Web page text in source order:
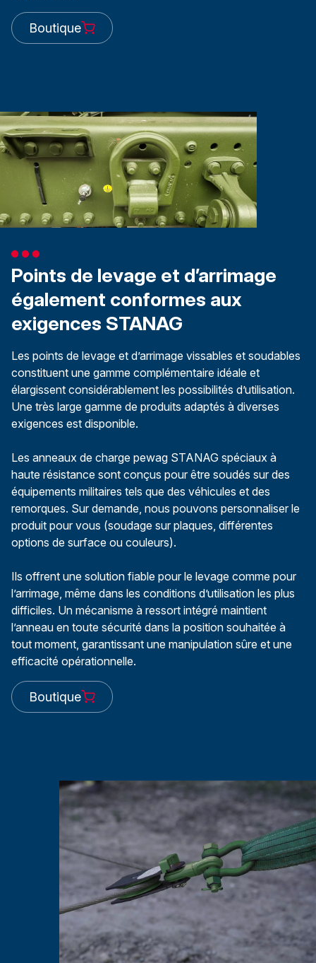
Boutique
Points de levage et d’arrimage
également conformes aux
exigences STANAG
Les points de levage et d’arrimage vissables et soudables
constituent une gamme complémentaire idéale et
élargissent considérablement les possibilités d’utilisation.
Une très large gamme de produits adaptés à diverses
exigences est disponible.
Les anneaux de charge pewag STANAG spéciaux à
haute résistance sont conçus pour être soudés sur des
équipements militaires tels que des véhicules et des
remorques. Sur demande, nous pouvons personnaliser le
produit pour vous (soudage sur plaques, différentes
options de surface ou couleurs).
Ils offrent une solution fiable pour le levage comme pour
l’arrimage, même dans les conditions d’utilisation les plus
difficiles. Un mécanisme à ressort intégré maintient
l’anneau en toute sécurité dans la position souhaitée à
tout moment, garantissant une manipulation sûre et une
efficacité opérationnelle.
Boutique